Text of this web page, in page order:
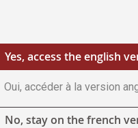
Yes, access the english
Oui, accéder à la version
No, stay on the french